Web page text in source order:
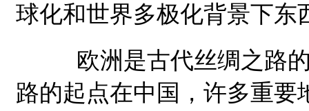
球化和世界多极化背景下东
欧洲是古代丝绸之路的
路的起点在中国，许多重